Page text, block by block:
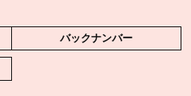
バックナンバー